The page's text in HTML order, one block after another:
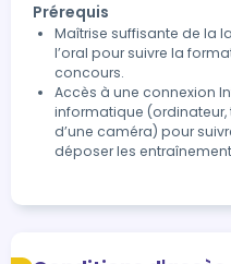
Prérequis
Maîtrise suffisante de la
l’oral pour suivre la
concours.
Accès à une connexion
informatique
d’une caméra) pour
déposer les